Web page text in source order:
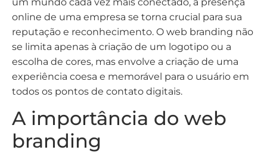
online de uma empresa se torna crucial para sua
reputação e reconhecimento. O web branding não
se limita apenas à criação de um logotipo ou a
escolha de cores, mas envolve a criação de uma
experiência coesa e memorável para o usuário em
todos os pontos de contato digitais.
A importância do web
branding